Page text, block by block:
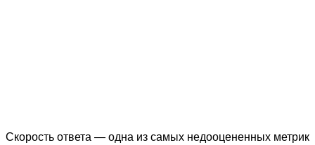
Скорость ответа — одна из самых недооцененных метрик